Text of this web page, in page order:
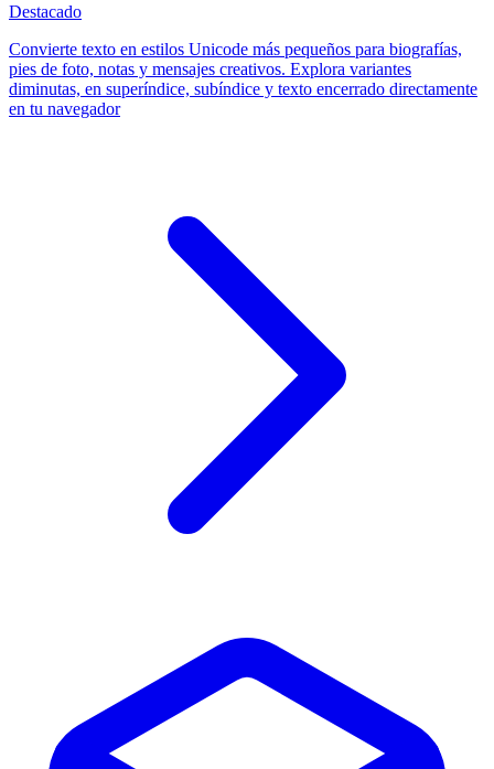
Destacado
Convierte texto en estilos Unicode más pequeños para biografías,
pies de foto, notas y mensajes creativos. Explora variantes
diminutas, en superíndice, subíndice y texto encerrado directamente
en tu navegador